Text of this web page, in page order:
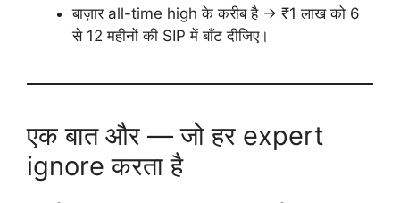
बाज़ार all-time high के करीब है → ₹1 लाख को 6
से 12 महीनों की SIP में बाँट दीजिए।
एक बात और — जो हर expert
ignore करता है